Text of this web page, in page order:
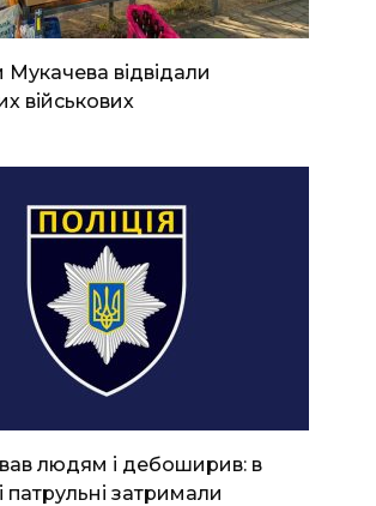
Мукачева відвідали
військових
людям і дебоширив: в
патрульні затримали